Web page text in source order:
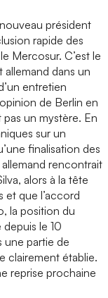
président
rapide des
Mercosur. C’est le
dans un
entretien
de Berlin en
un mystère. En
sur un
finalisation des
rencontrait
alors à la tête
et que l’accord
la position du
le 10
une partie de
clairement établie.
reprise prochaine